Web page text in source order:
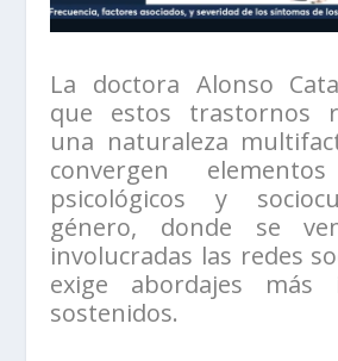
La doctora Alonso
que estos trastornos
una naturaleza
convergen
psicológicos y
género, donde se
involucradas las redes
exige abordajes más
sostenidos.